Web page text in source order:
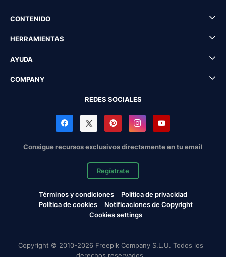
CONTENIDO
HERRAMIENTAS
AYUDA
COMPANY
REDES SOCIALES
Consigue recursos exclusivos directamente en tu email
Regístrate
Términos y condiciones
Política de privacidad
Política de cookies
Notificaciones de Copyright
Cookies settings
Copyright © 2010-2026 Freepik Company S.L.U. Todos los